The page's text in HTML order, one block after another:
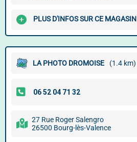
PLUS D'INFOS SUR CE MAGASIN
LA PHOTO DROMOISE (1.4 km)
27 Rue Roger Salengro
26500 Bourg-lès-Valence